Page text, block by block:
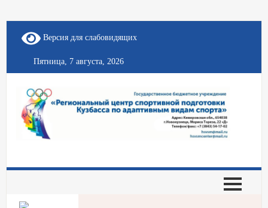
Версия для слабовидящих
Пятница, 7 августа, 2026